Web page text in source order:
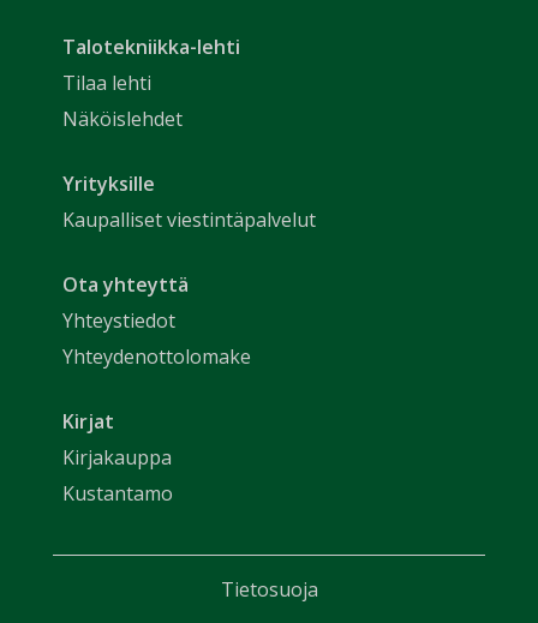
Talotekniikka-lehti
Tilaa lehti
Näköislehdet
Yrityksille
Kaupalliset viestintäpalvelut
Ota yhteyttä
Yhteystiedot
Yhteydenottolomake
Kirjat
Kirjakauppa
Kustantamo
Tietosuoja